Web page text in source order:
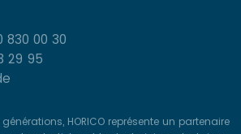
00 30
29 95
HORICO représente un partenaire